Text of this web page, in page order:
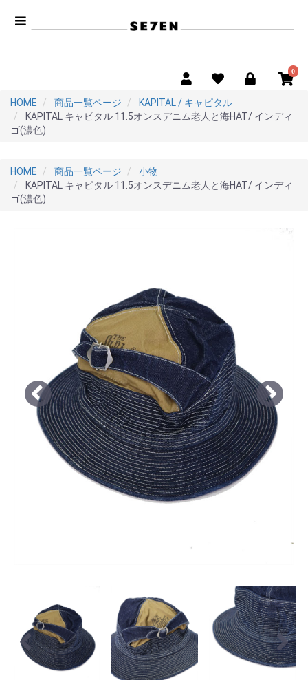
0
HOME 商品一覧ページ
KAPITAL / キャピタル
KAPITAL キャピタル 11.5オンスデニム老人と海HAT/ インディ
ゴ(濃色)
HOME 商品一覧ページ
小物
KAPITAL キャピタル 11.5オンスデニム老人と海HAT/ インディ
ゴ(濃色)